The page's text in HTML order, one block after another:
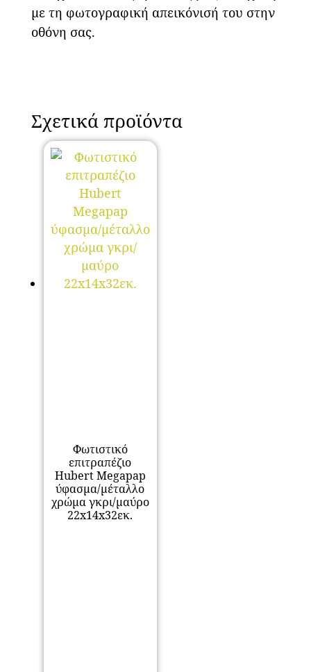
με τη φωτογραφική απεικόνισή του στην
οθόνη σας.
Σχετικά προϊόντα
Φωτιστικό
επιτραπέζιο
Hubert Megapap
ύφασμα/μέταλλο
χρώμα γκρι/μαύρο
22x14x32εκ.